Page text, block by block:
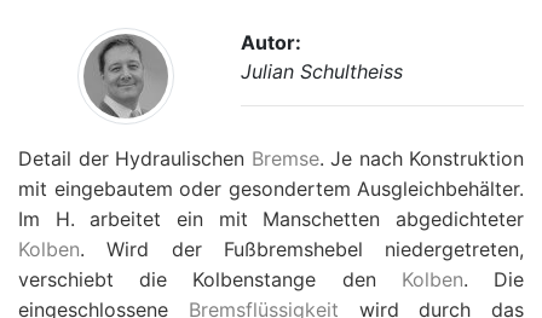
Autor:
Julian Schultheiss
Detail der Hydraulischen Bremse. Je nach Konstruktion
mit eingebautem oder gesondertem Ausgleichbehälter.
Im H. arbeitet ein mit Manschetten abgedichteter
Kolben. Wird der Fußbremshebel niedergetreten,
verschiebt die Kolbenstange den Kolben. Die
eingeschlossene Bremsflüssigkeit wird durch das